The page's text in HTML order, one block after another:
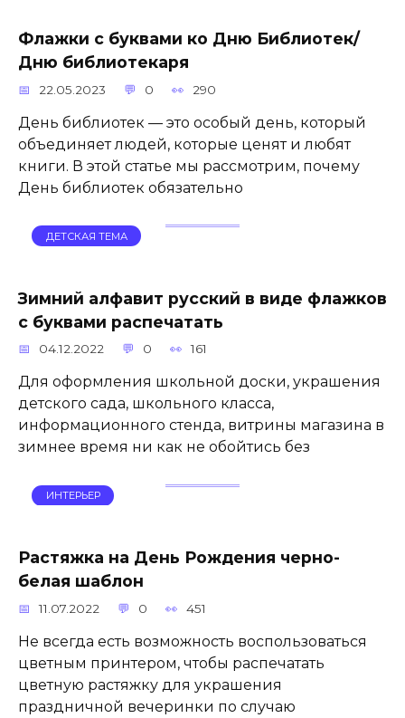
Флажки с буквами ко Дню Библиотек/
Дню библиотекаря
22.05.2023 0 290
День библиотек — это особый день, который
объединяет людей, которые ценят и любят
книги. В этой статье мы рассмотрим, почему
День библиотек обязательно
ДЕТСКАЯ ТЕМА
Зимний алфавит русский в виде флажков
с буквами распечатать
04.12.2022 0 161
Для оформления школьной доски, украшения
детского сада, школьного класса,
информационного стенда, витрины магазина в
зимнее время ни как не обойтись без
ИНТЕРЬЕР
Растяжка на День Рождения черно-
белая шаблон
11.07.2022 0 451
Не всегда есть возможность воспользоваться
цветным принтером, чтобы распечатать
цветную растяжку для украшения
праздничной вечеринки по случаю